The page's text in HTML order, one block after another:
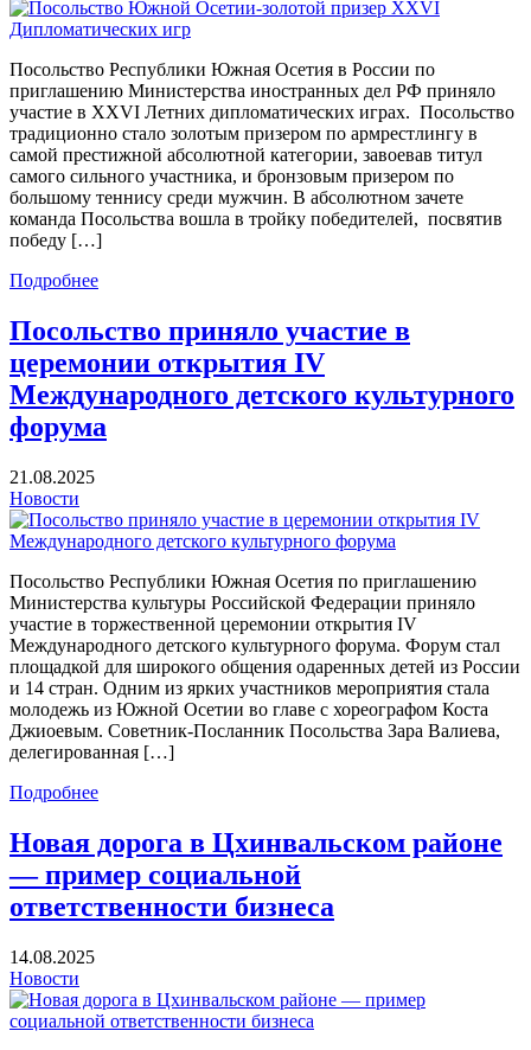
Посольство Республики Южная Осетия в России по
приглашению Министерства иностранных дел РФ приняло
участие в XXVI Летних дипломатических играх. Посольство
традиционно стало золотым призером по армрестлингу в
самой престижной абсолютной категории, завоевав титул
самого сильного участника, и бронзовым призером по
большому теннису среди мужчин. В абсолютном зачете
команда Посольства вошла в тройку победителей, посвятив
победу […]
Подробнее
Посольство приняло участие в
церемонии открытия IV
Международного детского культурного
форума
21.08.2025
Новости
Посольство Республики Южная Осетия по приглашению
Министерства культуры Российской Федерации приняло
участие в торжественной церемонии открытия IV
Международного детского культурного форума. Форум стал
площадкой для широкого общения одаренных детей из России
и 14 стран. Одним из ярких участников мероприятия стала
молодежь из Южной Осетии во главе с хореографом Коста
Джиоевым. Советник-Посланник Посольства Зара Валиева,
делегированная […]
Подробнее
Новая дорога в Цхинвальском районе
— пример социальной
ответственности бизнеса
14.08.2025
Новости